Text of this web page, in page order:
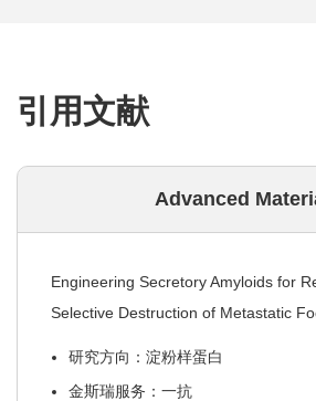
引用文献
Advanced
Engineering Secretory Amyloids for
Selective Destruction of Metastatic
研究方向：淀粉样蛋白
金斯瑞服务：一抗